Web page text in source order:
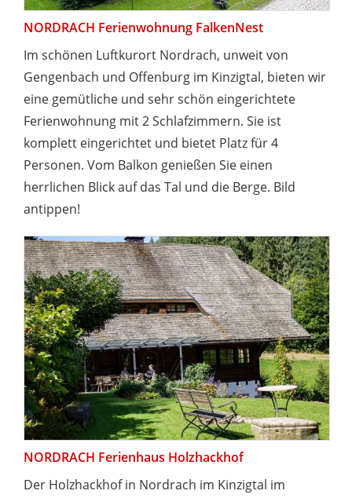
NORDRACH Ferienwohnung FalkenNest
Im schönen Luftkurort Nordrach, unweit von
Gengenbach und Offenburg im Kinzigtal, bieten wir
eine gemütliche und sehr schön eingerichtete
Ferienwohnung mit 2 Schlafzimmern. Sie ist
komplett eingerichtet und bietet Platz für 4
Personen. Vom Balkon genießen Sie einen
herrlichen Blick auf das Tal und die Berge. Bild
antippen!
NORDRACH Ferienhaus Holzhackhof
Der Holzhackhof in Nordrach im Kinzigtal im